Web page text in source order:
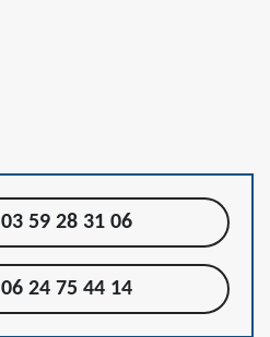
03 59 28 31 06
06 24 75 44 14